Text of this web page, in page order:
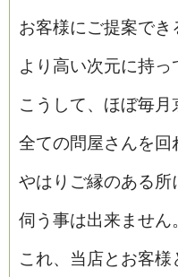
お客様にご提案でき
より高い次元に持っ
こうして、ほぼ毎月
全ての問屋さんを回
やはりご縁のある所
伺う事は出来ません
これ、当店とお客様